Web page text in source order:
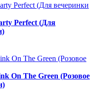
Perfect (Для
On The Green (Розовое